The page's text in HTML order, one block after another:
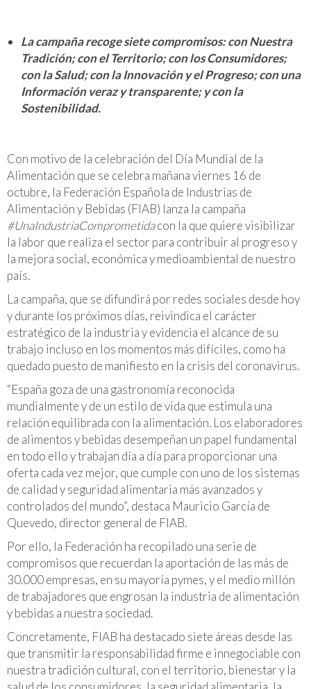
La campaña recoge siete compromisos: con Nuestra
Tradición; con el Territorio; con los Consumidores;
con la Salud; con la Innovación y el Progreso; con una
Información veraz y transparente; y con la
Sostenibilidad.
Con motivo de la celebración del Día Mundial de la
Alimentación que se celebra mañana viernes 16 de
octubre, la Federación Española de Industrias de
Alimentación y Bebidas (FIAB) lanza la campaña
#UnaIndustriaComprometidacon la que quiere visibilizar
la labor que realiza el sector para contribuir al progreso y
la mejora social, económica y medioambiental de nuestro
país.
La campaña, que se difundirá por redes sociales desde hoy
y durante los próximos días, reivindica el carácter
estratégico de la industria y evidencia el alcance de su
trabajo incluso en los momentos más difíciles, como ha
quedado puesto de manifiesto en la crisis del coronavirus.
“España goza de una gastronomía reconocida
mundialmente y de un estilo de vida que estimula una
relación equilibrada con la alimentación. Los elaboradores
de alimentos y bebidas desempeñan un papel fundamental
en todo ello y trabajan día a día para proporcionar una
oferta cada vez mejor, que cumple con uno de los sistemas
de calidad y seguridad alimentaria más avanzados y
controlados del mundo”, destaca Mauricio García de
Quevedo, director general de FIAB.
Por ello, la Federación ha recopilado una serie de
compromisos que recuerdan la aportación de las más de
30.000 empresas, en su mayoría pymes, y el medio millón
de trabajadores que engrosan la industria de alimentación
y bebidas a nuestra sociedad.
Concretamente, FIAB ha destacado siete áreas desde las
que transmitir la responsabilidad firme e innegociable con
nuestra tradición cultural, con el territorio, bienestar y la